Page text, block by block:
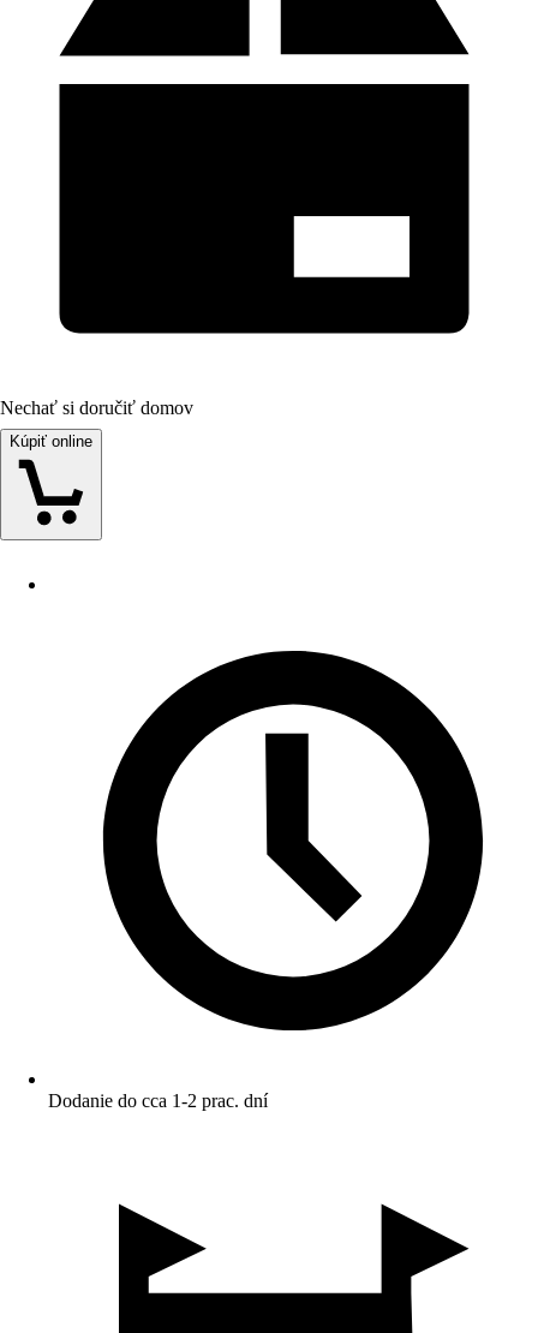
Nechať si doručiť domov
Kúpiť online
Dodanie do cca 1-2 prac. dní